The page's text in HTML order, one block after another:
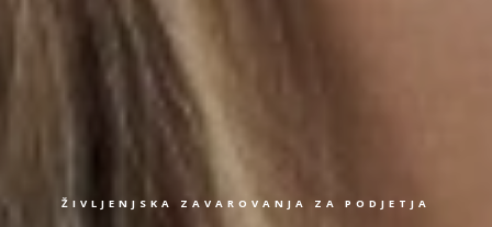
ŽIVLJENJSKA ZAVAROVANJA ZA PODJETJA